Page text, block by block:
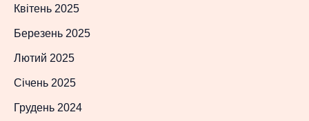
Квітень 2025
Березень 2025
Лютий 2025
Січень 2025
Грудень 2024